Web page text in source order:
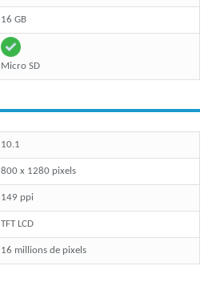
16 GB
Micro SD
10.1
800 x 1280 pixels
149 ppi
TFT LCD
16 millions de pixels